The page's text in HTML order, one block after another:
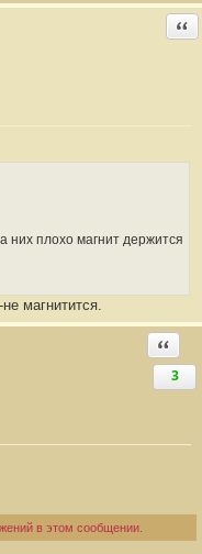
них плохо магнит держится
магнитится.
3
в этом сообщении.